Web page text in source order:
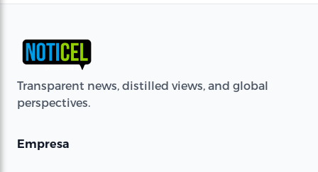
Transparent news, distilled views, and global
perspectives.
Empresa